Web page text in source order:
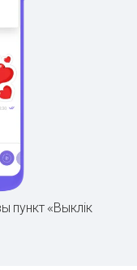
пункт «Выклік